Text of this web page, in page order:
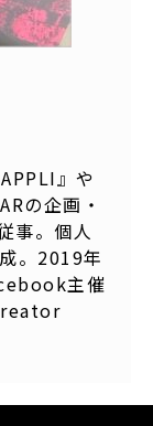
』や
の企画・
事。個人
。2019年
主催